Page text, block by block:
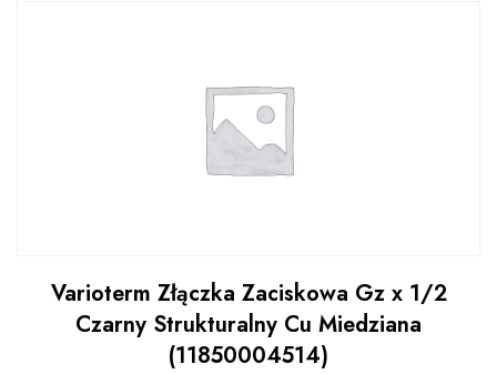
Varioterm Złączka Zaciskowa Gz x 1/2
Czarny Strukturalny Cu Miedziana
(11850004514)